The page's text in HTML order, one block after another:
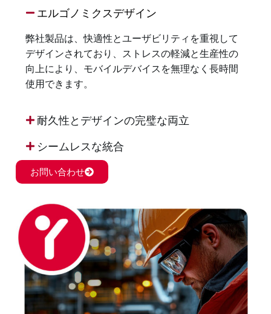
エルゴノミクスデザイン
弊社製品は、快適性とユーザビリティを重視して
デザインされており、ストレスの軽減と生産性の
向上により、モバイルデバイスを無理なく長時間
使用できます。
耐久性とデザインの完璧な両立
シームレスな統合
お問い合わせ